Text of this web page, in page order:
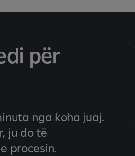
për
nga koha juaj.
ju do të
procesin.